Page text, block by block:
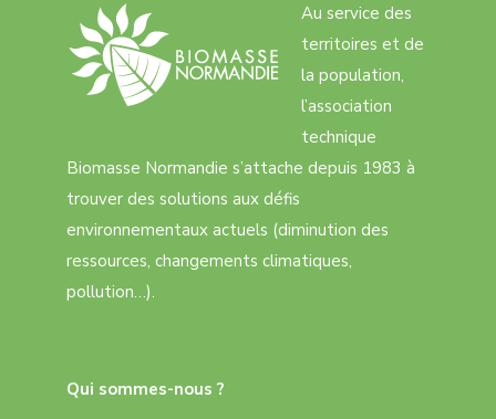
Au service des
territoires et de
la population,
l’association
technique
Biomasse Normandie s’attache depuis 1983 à
trouver des solutions aux défis
environnementaux actuels (diminution des
ressources, changements climatiques,
pollution…).
Qui sommes-nous ?